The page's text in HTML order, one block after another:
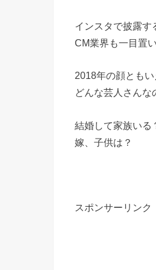
インスタで披露す
CM業界も一目置
2018年の顔とも
どんな芸人さんな
結婚して家族いる
嫁、子供は？
スポンサーリンク